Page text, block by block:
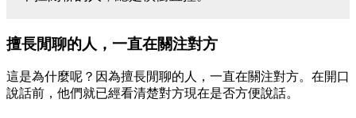
擅長閒聊的人，一直在關注對方
這是為什麼呢？因為擅長閒聊的人，一直在關注對方。在開口
說話前，他們就已經看清楚對方現在是否方便說話。